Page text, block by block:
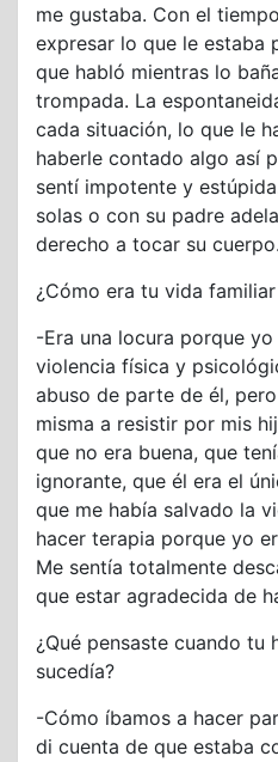
me gustaba. Con el
expresar lo que le estaba
que habló mientras lo
trompada. La
cada situación, lo que le
haberle contado algo así
sentí impotente y
solas o con su padre
derecho a tocar su cuerpo.
¿Cómo era tu vida
-Era una locura porque
violencia física y
abuso de parte de él,
misma a resistir por mis
que no era buena, que
ignorante, que él era el
que me había salvado la
hacer terapia porque yo
Me sentía totalmente
que estar agradecida de
¿Qué pensaste cuando
sucedía?
-Cómo íbamos a hacer
di cuenta de que estaba